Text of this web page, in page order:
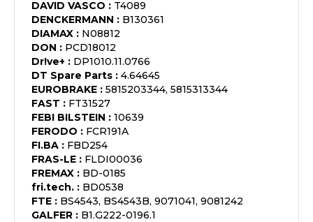
DAVID VASCO : T4089
DENCKERMANN : B130361
DIAMAX : N08812
DON : PCD18012
Dr!ve+ : DP1010.11.0766
DT Spare Parts : 4.64645
EUROBRAKE : 5815203344, 5815313344
FAST : FT31527
FEBI BILSTEIN : 10639
FERODO : FCR191A
FI.BA : FBD254
FRAS-LE : FLDI00036
FREMAX : BD-0185
fri.tech. : BD0538
FTE : BS4543, BS4543B, 9071041, 9081242
GALFER : B1.G222-0196.1